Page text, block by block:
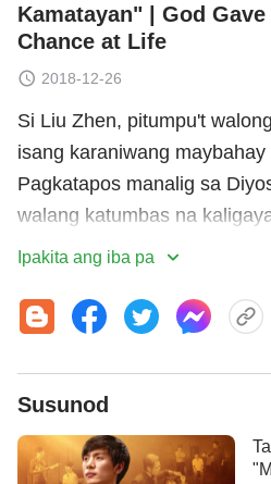
Kamatayan" | God Gave
Chance at Life
2018-12-26
Si Liu Zhen, pitumpu't
isang karaniwang
Pagkatapos manalig sa
walang katumbas na
pagbabasa ng Kanyang mga
na nakikipagtipon sa mga
magbahagi ng katotohanan.
walang mabuting bagay na
at inusig ng Komunistang
inilagay siya sa isang hindi
sitwasyon. Tatlong ulit
Ipakita ang iba pa
Susunod